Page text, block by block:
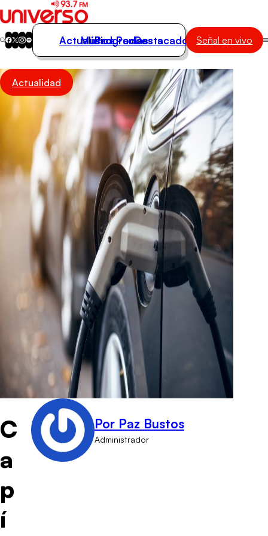
Actualidad
Música
Programas
Podcasts
Destacados
Actualidad
Música
Programas
Podcasts
Destacados Señal en vivo
Actualidad
C
a
p
í
Por Paz Bustos
Administrador